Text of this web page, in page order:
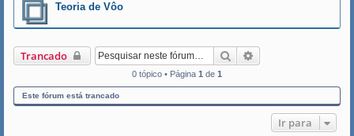
Teoria de Vôo
Trancado Pesquisar
0 tópico • Página 1 de 1
Este fórum está trancado
Ir para